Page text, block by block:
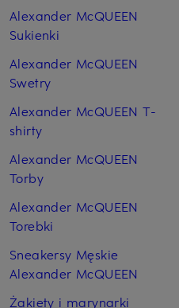
Alexander McQUEEN
Sukienki
Alexander McQUEEN
Swetry
Alexander McQUEEN T-
shirty
Alexander McQUEEN
Torby
Alexander McQUEEN
Torebki
Sneakersy Męskie
Alexander McQUEEN
Żakiety i marynarki